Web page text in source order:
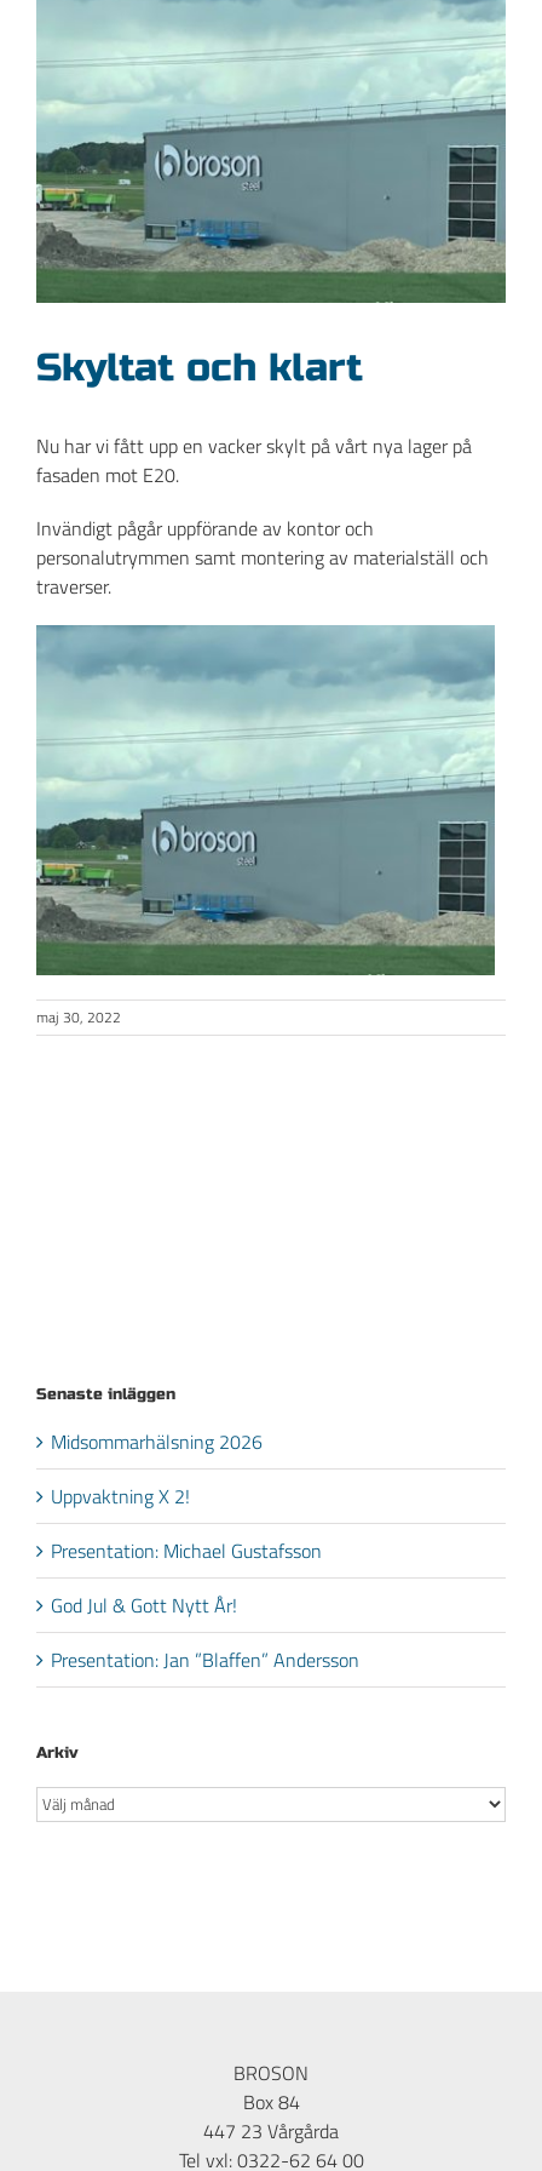
Skyltat och klart
Nu har vi fått upp en vacker skylt på vårt nya lager på
fasaden mot E20.
Invändigt pågår uppförande av kontor och
personalutrymmen samt montering av materialställ och
traverser.
maj 30, 2022
Senaste inläggen
Midsommarhälsning 2026
Uppvaktning X 2!
Presentation: Michael Gustafsson
God Jul & Gott Nytt År!
Presentation: Jan ”Blaffen” Andersson
Arkiv
Arkiv
BROSON
Box 84
447 23 Vårgårda
Tel vxl: 0322-62 64 00